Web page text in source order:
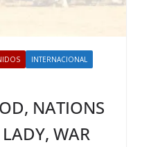
INTERNACIONAL
NATIONS
WAR